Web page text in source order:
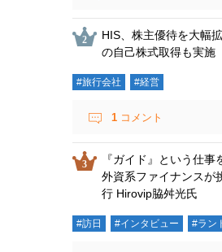
HIS、株主優待を大幅
の自己株式取得も実施
#旅行会社 #経営
1 コメント
『ガイド』という仕
外資系ファイナンスが
行 Hirovip脇舛光氏
#訪日 #インタビュー #ラン